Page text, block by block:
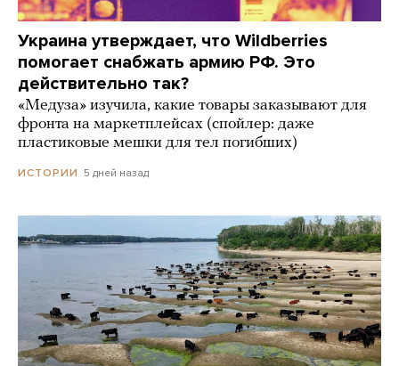
Украина утверждает, что Wildberries
помогает снабжать армию РФ. Это
действительно так?
«Медуза» изучила, какие товары заказывают для
фронта на маркетплейсах (спойлер: даже
пластиковые мешки для тел погибших)
ИСТОРИИ 5 дней назад